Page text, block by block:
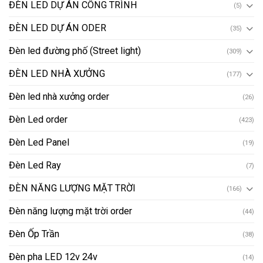
ĐÈN LED DỰ ÁN CÔNG TRÌNH (5)
ĐÈN LED DỰ ÁN ODER (35)
Đèn led đường phố (Street light) (309)
ĐÈN LED NHÀ XƯỞNG (177)
Đèn led nhà xưởng order (26)
Đèn Led order (423)
Đèn Led Panel (19)
Đèn Led Ray (7)
ĐÈN NĂNG LƯỢNG MẶT TRỜI (166)
Đèn năng lượng mặt trời order (44)
Đèn Ốp Trần (38)
Đèn pha LED 12v 24v (14)